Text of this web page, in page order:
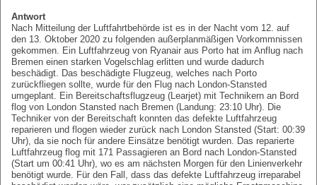
Antwort
Nach Mitteilung der Luftfahrtbehörde ist es in der Nacht vom 12. auf
den 13. Oktober 2020 zu folgenden außerplanmäßigen Vorkommnissen
gekommen. Ein Luftfahrzeug von Ryanair aus Porto hat im Anflug nach
Bremen einen starken Vogelschlag erlitten und wurde dadurch
beschädigt. Das beschädigte Flugzeug, welches nach Porto
zurückfliegen sollte, wurde für den Flug nach London-Stansted
umgeplant. Ein Bereitschaftsflugzeug (Learjet) mit Technikern an Bord
flog von London Stansted nach Bremen (Landung: 23:10 Uhr). Die
Techniker von der Bereitschaft konnten das defekte Luftfahrzeug
reparieren und flogen wieder zurück nach London Stansted (Start: 00:39
Uhr), da sie noch für andere Einsätze benötigt wurden. Das reparierte
Luftfahrzeug flog mit 171 Passagieren an Bord nach London-Stansted
(Start um 00:41 Uhr), wo es am nächsten Morgen für den Linienverkehr
benötigt wurde. Für den Fall, dass das defekte Luftfahrzeug irreparabel